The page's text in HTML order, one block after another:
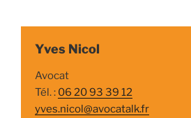
Yves Nicol
Avocat
Tél. : 06 20 93 39 12
yves.nicol@avocatalk.fr